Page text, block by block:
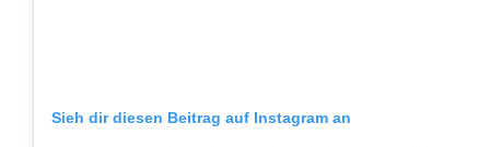
Sieh dir diesen Beitrag auf Instagram an